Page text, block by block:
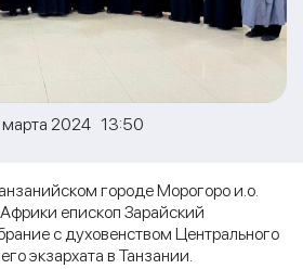
2024 13:50
городе Морогоро и.о.
епископ Зарайский
с духовенством Центрального
экзархата в Танзании.